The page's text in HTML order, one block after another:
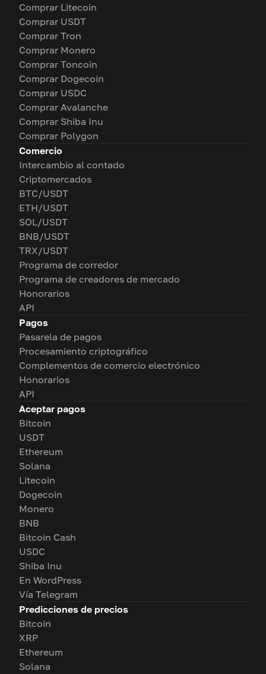
Comprar Litecoin
Comprar USDT
Comprar Tron
Comprar Monero
Comprar Toncoin
Comprar Dogecoin
Comprar USDC
Comprar Avalanche
Comprar Shiba Inu
Comprar Polygon
Comercio
Intercambio al contado
Criptomercados
BTC/USDT
ETH/USDT
SOL/USDT
BNB/USDT
TRX/USDT
Programa de corredor
Programa de creadores de mercado
Honorarios
API
Pagos
Pasarela de pagos
Procesamiento criptográfico
Complementos de comercio electrónico
Honorarios
API
Aceptar pagos
Bitcoin
USDT
Ethereum
Solana
Litecoin
Dogecoin
Monero
BNB
Bitcoin Cash
USDC
Shiba Inu
En WordPress
Vía Telegram
Predicciones de precios
Bitcoin
XRP
Ethereum
Solana